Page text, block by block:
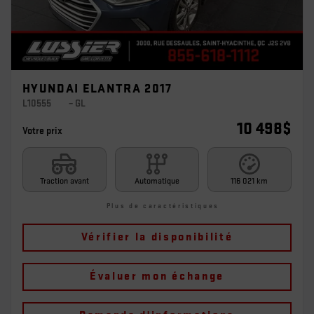
HYUNDAI ELANTRA 2017
L10555 – GL
Votre prix 10 498$
Traction avant Automatique 116 021 km
Plus de caractéristiques
Vérifier la disponibilité
Évaluer mon échange